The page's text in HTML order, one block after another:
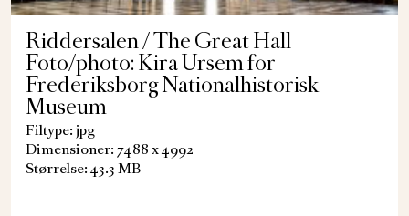
Riddersalen / The Great Hall
Foto/photo: Kira Ursem for
Frederiksborg Nationalhistorisk
Museum
Filtype: jpg
Dimensioner: 7488 x 4992
Størrelse: 43.3 MB